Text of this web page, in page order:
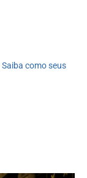
Saiba como seus